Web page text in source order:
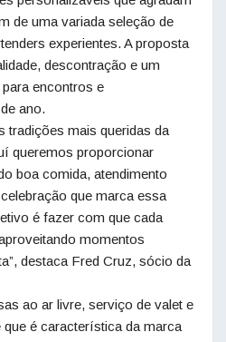
de uma variada seleção de
experientes. A proposta
descontração e um
encontros e
ano.
tradições mais queridas da
queremos proporcionar
boa comida, atendimento
que marca essa
é fazer com que cada
momentos
destaca Fred Cruz, sócio da
ao ar livre, serviço de valet e
é característica da marca